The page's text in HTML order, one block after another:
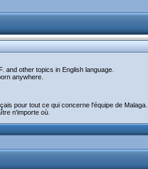
and other topics in English language.
anywhere.
pour tout ce qui concerne l'équipe de Malaga.
n'importe où.